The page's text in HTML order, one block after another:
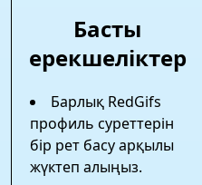
Басты
ерекшеліктер
Барлық RedGifs
профиль суреттерін
бір рет басу арқылы
жүктеп алыңыз.